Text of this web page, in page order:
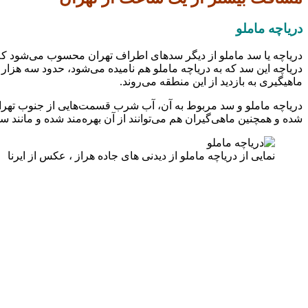
دریاچه ماملو
ماهیگیری به بازدید از این منطقه می‌روند.
دریاچه ماملو و سد مربوط به آن، آب شرب قسمت‌هایی از جنوب
شده و همچنین ماهی‌گیران هم می‌توانند از آن بهره‌مند شده و مانند
نمایی از دریاچه ماملو از دیدنی های جاده هراز ، عکس از ایرنا